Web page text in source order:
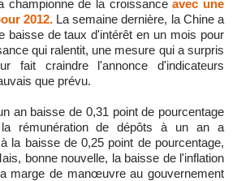
championne de la croissanceavec une
2012. La semaine dernière, la Chine a
baisse de taux d'intérêt en un mois pour
qui ralentit, une mesure qui a surpris
fait craindre l'annonce d'indicateurs
que prévu.
an baisse de 0,31 point de pourcentage
rémunération de dépôts à un an a
la baisse de 0,25 point de pourcentage,
bonne nouvelle, la baisse de l'inflation
marge de manœuvre au gouvernement